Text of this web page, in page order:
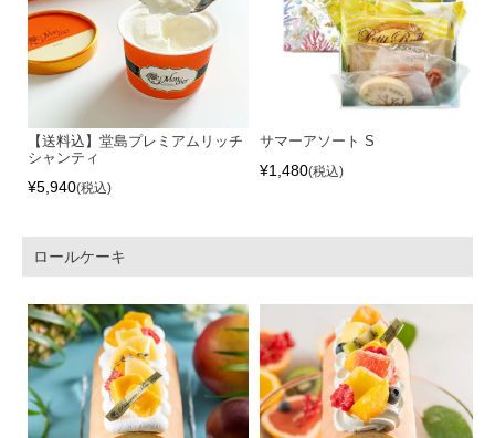
【送料込】堂島プレミアムリッチ
シャンティ
¥5,940 税込
サマーアソート S
¥1,480 税込
ロールケーキ